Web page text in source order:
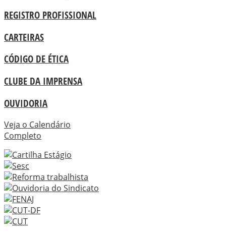
REGISTRO PROFISSIONAL
CARTEIRAS
CÓDIGO DE ÉTICA
CLUBE DA IMPRENSA
OUVIDORIA
Veja o Calendário
Completo